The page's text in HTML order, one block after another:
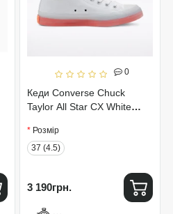
0
Кеди Converse Chuck
Taylor All Star CX White
Розмір
37 (4.5)
3 190грн.